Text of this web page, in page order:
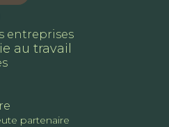
entreprises
au travail
partenaire